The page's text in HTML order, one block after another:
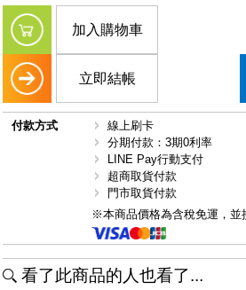
加入購物車
立即結帳
付款方式
線上刷卡
分期付款：3期0利率
LINE Pay行動支付
超商取貨付款
門市取貨付款
※本商品價格為含稅免運，並
看了此商品的人也看了...